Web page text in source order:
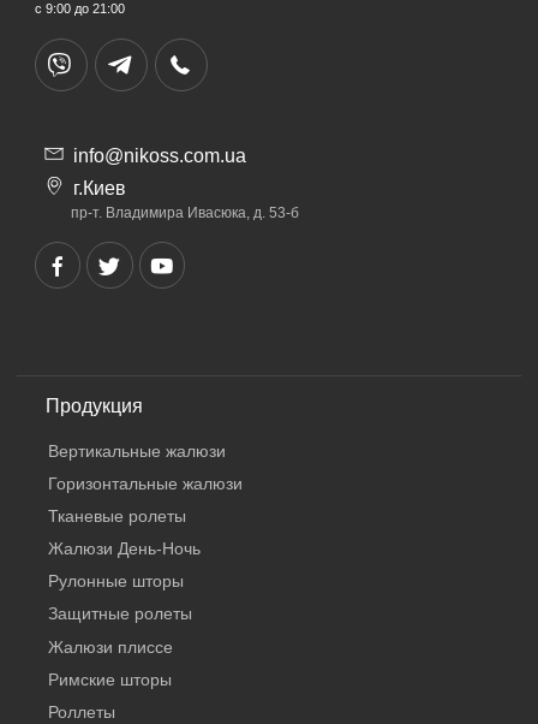
с 9:00 до 21:00
info@nikoss.com.ua
г.Киев
пр-т. Владимира Ивасюка, д. 53-б
Продукция
Вертикальные жалюзи
Горизонтальные жалюзи
Тканевые ролеты
Жалюзи День-Ночь
Рулонные шторы
Защитные ролеты
Жалюзи плиссе
Римские шторы
Роллеты